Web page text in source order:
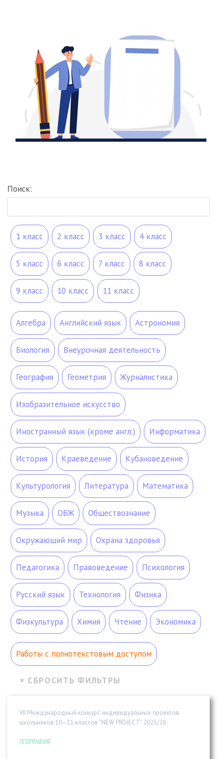
Поиск:
1 класс 2 класс 3 класс 4 класс
5 класс 6 класс 7 класс 8 класс
9 класс 10 класс 11 класс
Алгебра Английский язык Астрономия
Биология Внеурочная деятельность
География Геометрия Журналистика
Изобразительное искусство
Иностранный язык (кроме англ.) Информатика
История Краеведение Кубановедение
Культурология Литература Математика
Музыка ОБЖ Обществознание
Окружающий мир Охрана здоровья
Педагогика Правоведение Психология
Русский язык Технология Физика
Физкультура Химия Чтение Экономика
Работы с полнотекстовым доступом
VII Международный конкурс индивидуальных проектов
школьников 10–11 классов “NEW PROJECT” 2025/26
ГЕОГРАФИЯ